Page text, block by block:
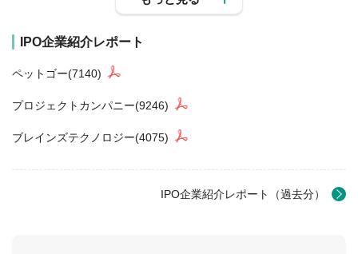
IPO企業紹介レポート
ペットゴー(7140)
プロジェクトカンパニー(9246)
ブレインズテクノロジー(4075)
IPO企業紹介レポート（過去分）